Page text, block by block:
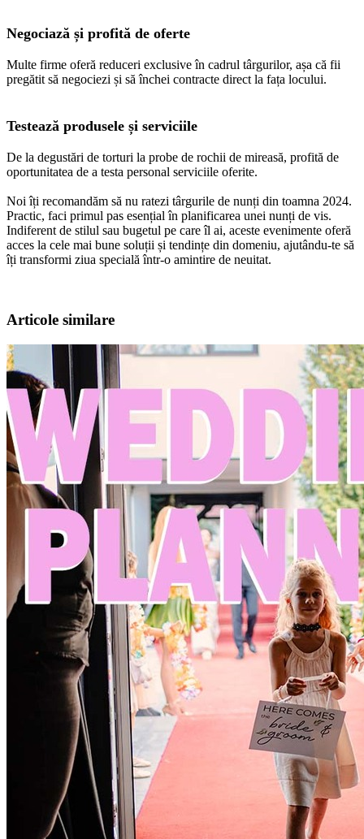
Negociază și profită de oferte
Multe firme oferă reduceri exclusive în cadrul târgurilor, așa că fii
pregătit să negociezi și să închei contracte direct la fața locului.
Testează produsele și serviciile
De la degustări de torturi la probe de rochii de mireasă, profită de
oportunitatea de a testa personal serviciile oferite.
Noi îți recomandăm să nu ratezi târgurile de nunți din toamna 2024.
Practic, faci primul pas esențial în planificarea unei nunți de vis.
Indiferent de stilul sau bugetul pe care îl ai, aceste evenimente oferă
acces la cele mai bune soluții și tendințe din domeniu, ajutându-te să
îți transformi ziua specială într-o amintire de neuitat.
Articole similare